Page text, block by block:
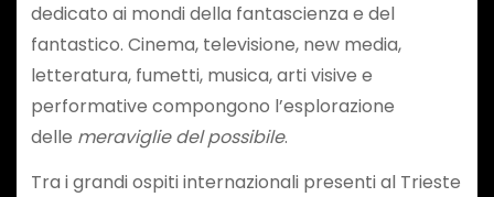
dedicato ai mondi della fantascienza e del
fantastico. Cinema, televisione, new media,
letteratura, fumetti, musica, arti visive e
performative compongono l’esplorazione
delle meraviglie del possibile.
Tra i grandi ospiti internazionali presenti al Trieste